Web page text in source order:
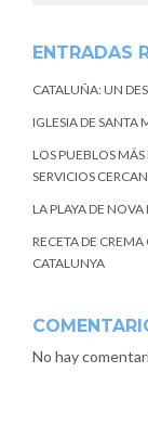
ENTRADAS
CATALUÑA: UN
IGLESIA DE SANTA
LOS PUEBLOS MÁS
SERVICIOS
LA PLAYA DE
RECETA DE
CATALUNYA
No hay